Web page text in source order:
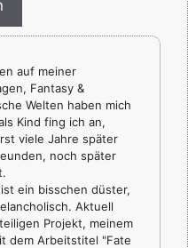
auf meiner
Fantasy &
Welten haben mich
Kind fing ich an,
viele Jahre später
noch später
ein bisschen düster,
Aktuell
Projekt, meinem
dem Arbeitstitel "Fate